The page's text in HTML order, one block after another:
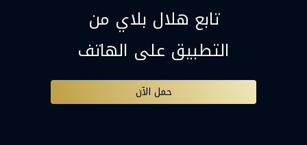
تابع هلال بلاي من
التطبيق على الهاتف
حمل الآن